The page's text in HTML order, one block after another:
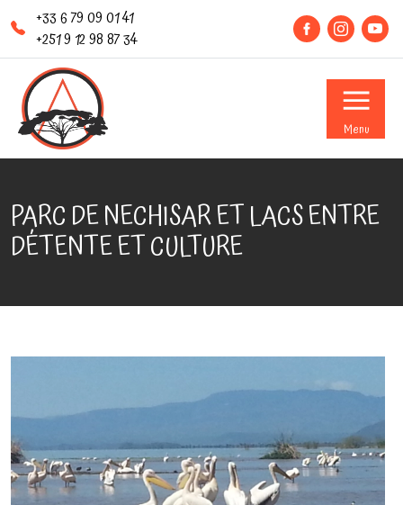
+33 6 79 09 01 41
+251 9 12 98 87 34
Menu
PARC DE NECHISAR ET LACS ENTRE
DÉTENTE ET CULTURE